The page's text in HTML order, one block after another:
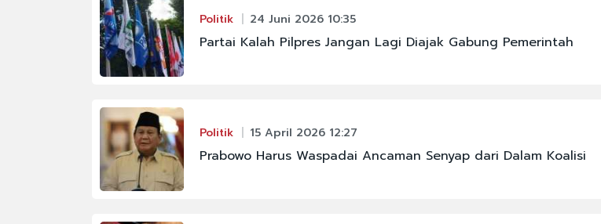
Politik 24 Juni 2026 10:35
Partai Kalah Pilpres Jangan Lagi Diajak Gabung Pemerintah
Politik 15 April 2026 12:27
Prabowo Harus Waspadai Ancaman Senyap dari Dalam Koalisi